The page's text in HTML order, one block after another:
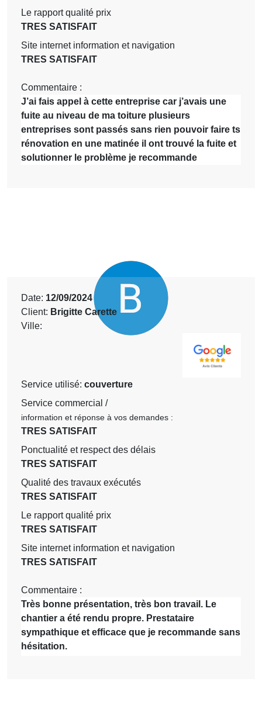
Le rapport qualité prix
TRES SATISFAIT
Site internet information et navigation
TRES SATISFAIT
Commentaire :
J’ai fais appel à cette entreprise car j’avais une
fuite au niveau de ma toiture plusieurs
entreprises sont passés sans rien pouvoir faire ts
rénovation en une matinée il ont trouvé la fuite et
solutionner le problème je recommande
Date: 12/09/2024
Client: Brigitte Carette
Ville:
Service utilisé: couverture
Service commercial /
information et réponse à vos demandes :
TRES SATISFAIT
Ponctualité et respect des délais
TRES SATISFAIT
Qualité des travaux exécutés
TRES SATISFAIT
Le rapport qualité prix
TRES SATISFAIT
Site internet information et navigation
TRES SATISFAIT
Commentaire :
Très bonne présentation, très bon travail. Le
chantier a été rendu propre. Prestataire
sympathique et efficace que je recommande sans
hésitation.